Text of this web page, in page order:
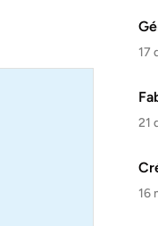
17
21
16